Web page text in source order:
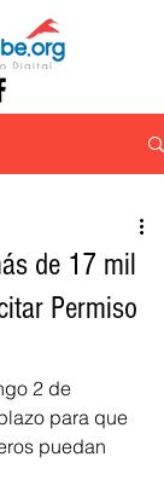
de 17 mil
Permiso
2 de
para que
puedan